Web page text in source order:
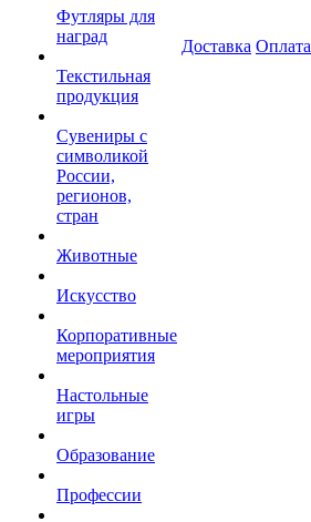
Футляры для
наград
Текстильная
продукция
Сувениры с
символикой
России,
регионов,
стран
Животные
Искусство
Корпоративные
мероприятия
Настольные
игры
Образование
Профессии
Доставка Оплата